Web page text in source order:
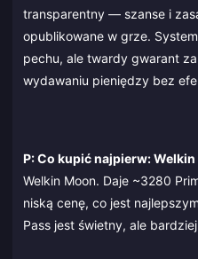
transparentny — szanse i
opublikowane w grze.
pechu, ale twardy gwarant
wydawaniu pieniędzy bez
P: Co kupić najpierw:
Welkin Moon. Daje ~3280
niską cenę, co jest
Pass jest świetny, ale